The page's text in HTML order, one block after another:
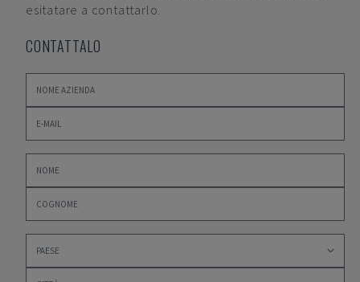
esitatare a contattarlo.
CONTATTALO